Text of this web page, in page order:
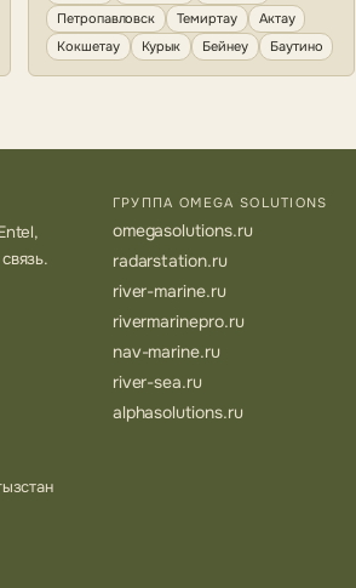
Петропавловск
Темиртау
Актау
Кокшетау
Курык Бейнеу Баутино
ГРУППА OMEGA SOLUTIONS
omegasolutions.ru
radarstation.ru
river-marine.ru
rivermarinepro.ru
nav-marine.ru
river-sea.ru
alphasolutions.ru